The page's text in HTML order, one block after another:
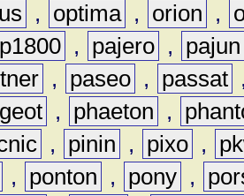
, optima , orion ,
p1800 , pajero ,
pajun
, paseo , passat
, phaeton ,
, pinin , pixo ,
, ponton , pony ,